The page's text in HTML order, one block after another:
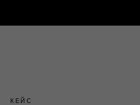
КЕЙС